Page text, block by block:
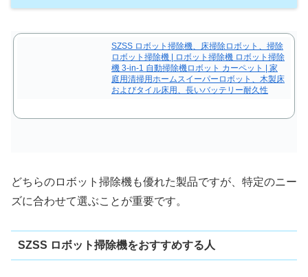
SZSS ロボット掃除機、床掃除ロボット、掃除
ロボット掃除機 | ロボット掃除機 ロボット掃除
機 3-in-1 自動掃除機ロボット カーペット | 家
庭用清掃用ホームスイーパーロボット、木製床
およびタイル床用、長いバッテリー耐久性
どちらのロボット掃除機も優れた製品ですが、特定のニー
ズに合わせて選ぶことが重要です。
SZSS ロボット掃除機をおすすめする人